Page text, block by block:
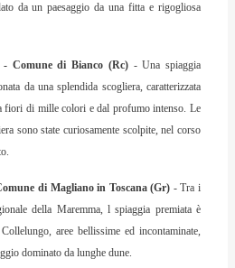
da un paesaggio da una fitta e rigogliosa
Comune di Bianco (Rc)- Una spiaggia
da una splendida scogliera, caratterizzata
fiori di mille colori e dal profumo intenso. Le
sono state curiosamente scolpite, nel corso
di Magliano in Toscana (Gr) - Tra i
della Maremma, l spiaggia premiata è
aree bellissime ed incontaminate,
dominato da lunghe dune.